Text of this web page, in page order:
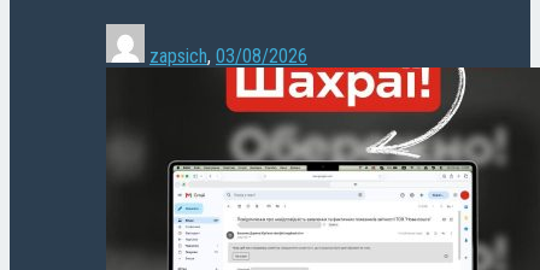
zapsich, 03/08/2026